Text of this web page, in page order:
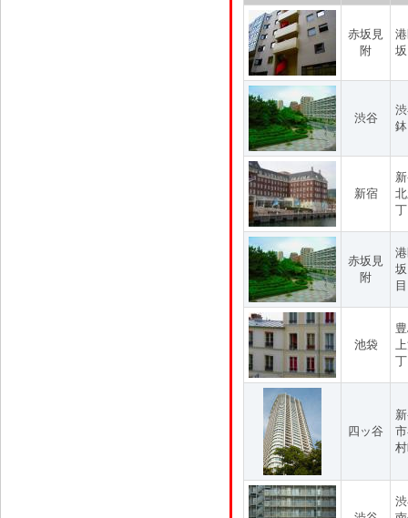
赤坂見
附
渋谷
新宿
赤坂見
附
目
池袋
四ッ谷